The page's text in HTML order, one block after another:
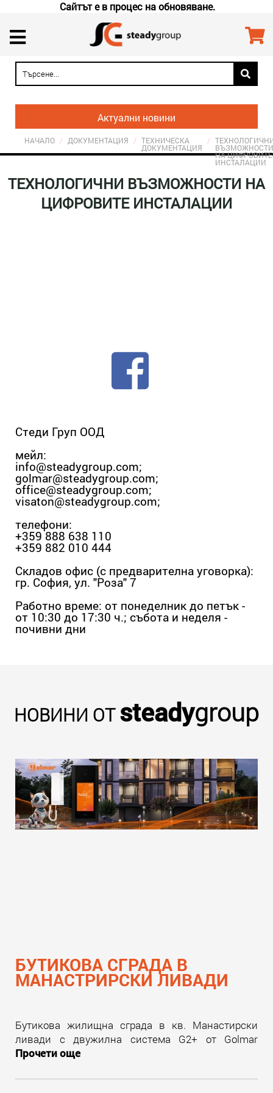
Сайтът е в процес на обновяване.
Актуални новини
НАЧАЛО / ДОКУМЕНТАЦИЯ / ТЕХНИЧЕСКА
ДОКУМЕНТАЦИЯ
/
ВЪЗМОЖНОСТИ
НА ЦИФРОВИТЕ
ИНСТАЛАЦИИ
ТЕХНОЛОГИЧНИ ВЪЗМОЖНОСТИ НА
ЦИФРОВИТЕ ИНСТАЛАЦИИ
Стеди Груп ООД
мейл:
info@steadygroup.com;
golmar@steadygroup.com;
office@steadygroup.com;
visaton@steadygroup.com;
телефони:
+359 888 638 110
+359 882 010 444
Складов офис (с предварителна уговорка):
гр. София, ул. "Роза" 7
Работно време: от понеделник до петък -
от 10:30 до 17:30 ч.; събота и неделя -
почивни дни
НОВИНИ ОТsteadygroup
БУТИКОВА СГРАДА В
МАНАСТРИРСКИ ЛИВАДИ
Бутикова жилищна сграда в кв. Манастирски
ливади с двужилна система G2+ от Golmar
Прочети още